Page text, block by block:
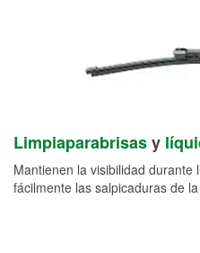
Limpiaparabrisasy
Mantienen la visibilidad durante
fácilmente las salpicaduras de